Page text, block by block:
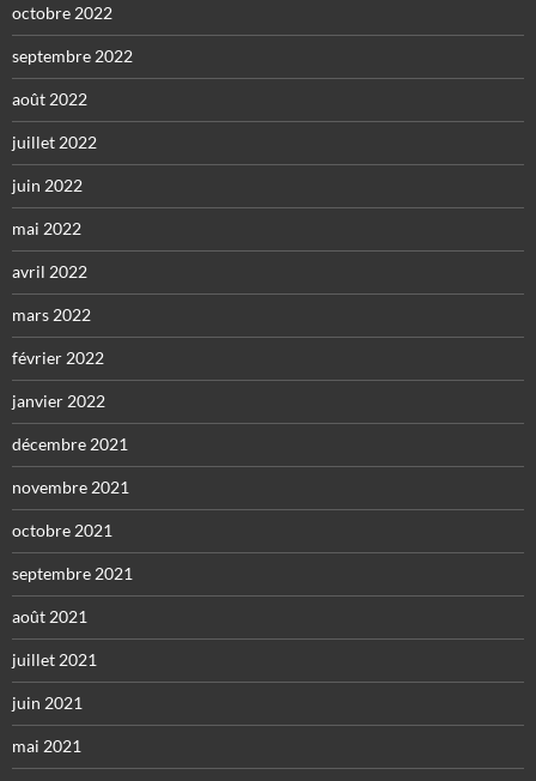
octobre 2022
septembre 2022
août 2022
juillet 2022
juin 2022
mai 2022
avril 2022
mars 2022
février 2022
janvier 2022
décembre 2021
novembre 2021
octobre 2021
septembre 2021
août 2021
juillet 2021
juin 2021
mai 2021